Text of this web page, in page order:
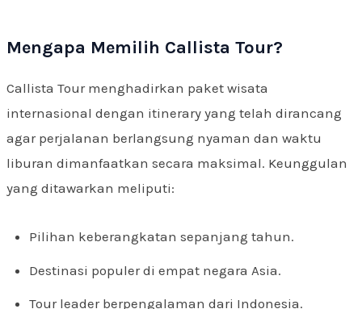
Mengapa Memilih Callista Tour?
Callista Tour menghadirkan paket wisata
internasional dengan itinerary yang telah dirancang
agar perjalanan berlangsung nyaman dan waktu
liburan dimanfaatkan secara maksimal. Keunggulan
yang ditawarkan meliputi:
Pilihan keberangkatan sepanjang tahun.
Destinasi populer di empat negara Asia.
Tour leader berpengalaman dari Indonesia.